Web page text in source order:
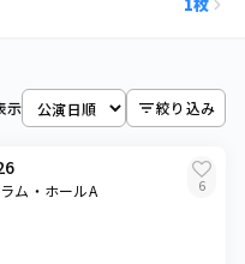
示 絞り込み
ム・ホールA 6